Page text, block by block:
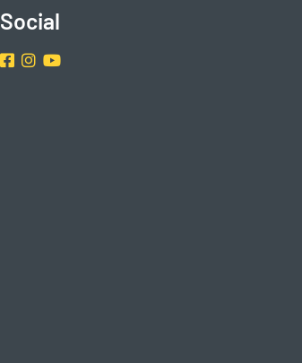
Social
Facebook
Instragram
Youtube